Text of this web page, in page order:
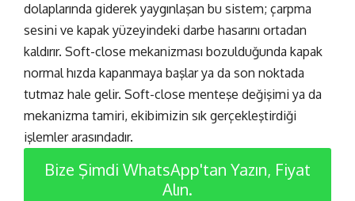
dolaplarında giderek yaygınlaşan bu sistem; çarpma
sesini ve kapak yüzeyindeki darbe hasarını ortadan
kaldırır. Soft-close mekanizması bozulduğunda kapak
normal hızda kapanmaya başlar ya da son noktada
tutmaz hale gelir. Soft-close menteşe değişimi ya da
mekanizma tamiri, ekibimizin sık gerçekleştirdiği
işlemler arasındadır.
Bize Şimdi WhatsApp'tan Yazın, Fiyat
Alın.